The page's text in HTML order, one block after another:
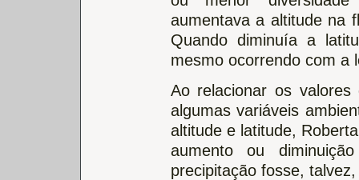
aumentava a altitude na
Quando diminuía a
mesmo ocorrendo com a
Ao relacionar os
algumas variáveis
altitude e latitude,
aumento ou
precipitação fosse,